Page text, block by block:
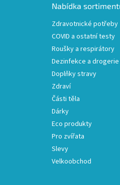
Nabídka
Zdravotnické potřeby
COVID a ostatní testy
Roušky a respirátory
Dezinfekce a drogerie
Doplňky stravy
Zdraví
Části těla
Dárky
Eco produkty
Pro zvířata
Slevy
Velkoobchod